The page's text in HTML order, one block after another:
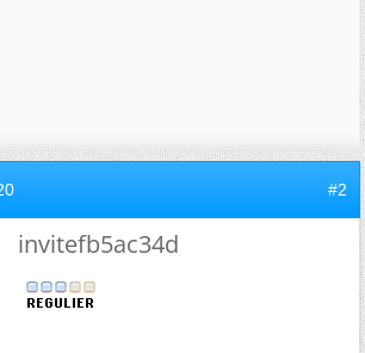
#2
invitefb5ac34d